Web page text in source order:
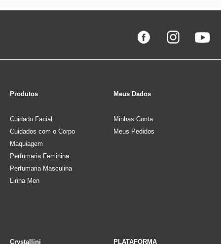
Produtos
Cuidado Facial
Cuidados com o Corpo
Maquiagem
Perfumaria Feminina
Perfumaria Masculina
Linha Men
Meus Dados
Minhas Conta
Meus Pedidos
Crystallini PLATAFORMA